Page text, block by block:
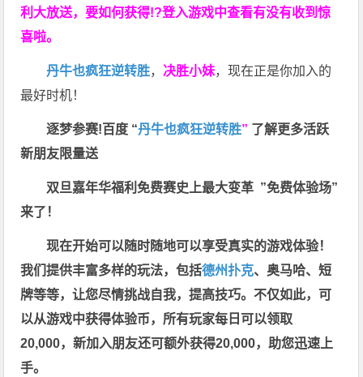
利大放送，要如何获得!?登入游戏中查看有没有收到惊
喜啦。
丹牛也疯狂逆转胜， 决胜小妹，现在正是你加入的
最好时机！
逐梦参赛!百度 “丹牛也疯狂逆转胜” 了解更多活跃
新朋友限量送
双旦嘉年华福利免费赛史上最大变革 ”免费体验场”
来了！
现在开始可以随时随地可以享受真实的游戏体验！
我们提供丰富多样的玩法，包括德州扑克、奥马哈、短
牌等等，让您尽情挑战自我，提高技巧。不仅如此， 可
以从游戏中获得体验币，所有玩家每日可以领取
20,000，新加入朋友还可额外获得20,000，助您迅速上
手。